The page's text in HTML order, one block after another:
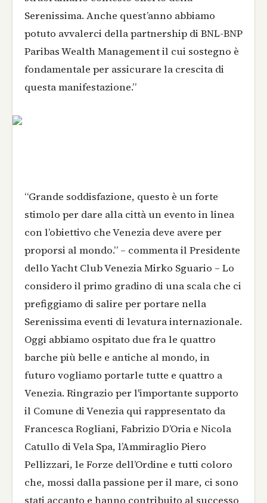
Serenissima. Anche quest’anno abbiamo
potuto avvalerci della partnership di BNL-BNP
Paribas Wealth Management il cui sostegno è
fondamentale per assicurare la crescita di
questa manifestazione.”
“Grande soddisfazione, questo è un forte
stimolo per dare alla città un evento in linea
con l’obiettivo che Venezia deve avere per
proporsi al mondo.” – commenta il Presidente
dello Yacht Club Venezia Mirko Sguario – Lo
considero il primo gradino di una scala che ci
prefiggiamo di salire per portare nella
Serenissima eventi di levatura internazionale.
Oggi abbiamo ospitato due fra le quattro
barche più belle e antiche al mondo, in
futuro vogliamo portarle tutte e quattro a
Venezia. Ringrazio per l'importante supporto
il Comune di Venezia qui rappresentato da
Francesca Rogliani, Fabrizio D’Oria e Nicola
Catullo di Vela Spa, l’Ammiraglio Piero
Pellizzari, le Forze dell’Ordine e tutti coloro
che, mossi dalla passione per il mare, ci sono